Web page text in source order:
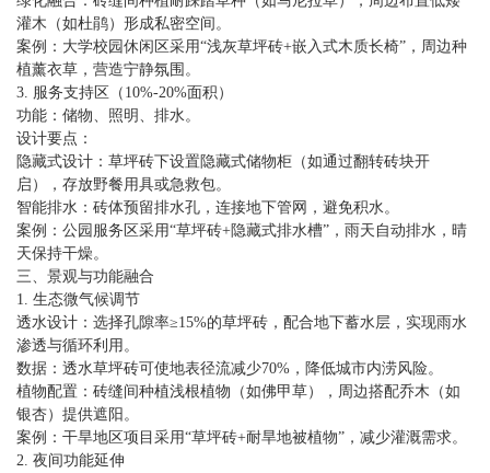
灌木（如杜鹃）形成私密空间。
案例：大学校园休闲区采用“浅灰草坪砖+嵌入式木质长椅”，周边种
植薰衣草，营造宁静氛围。
3. 服务支持区（10%-20%面积）
功能：储物、照明、排水。
设计要点：
隐藏式设计：草坪砖下设置隐藏式储物柜（如通过翻转砖块开
启），存放野餐用具或急救包。
智能排水：砖体预留排水孔，连接地下管网，避免积水。
案例：公园服务区采用“草坪砖+隐藏式排水槽”，雨天自动排水，晴
天保持干燥。
三、景观与功能融合
1. 生态微气候调节
透水设计：选择孔隙率≥15%的草坪砖，配合地下蓄水层，实现雨水
渗透与循环利用。
数据：透水草坪砖可使地表径流减少70%，降低城市内涝风险。
植物配置：砖缝间种植浅根植物（如佛甲草），周边搭配乔木（如
银杏）提供遮阳。
案例：干旱地区项目采用“草坪砖+耐旱地被植物”，减少灌溉需求。
2. 夜间功能延伸